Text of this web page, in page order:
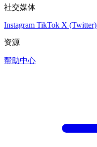
社交媒体
Instagram TikTok X (Twitter)
资源
帮助中心